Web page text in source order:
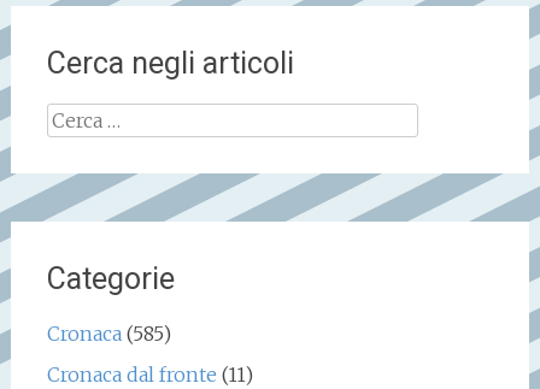
Cerca negli articoli
Ricerca
Categorie
Cronaca(585)
Cronaca dal fronte (11)